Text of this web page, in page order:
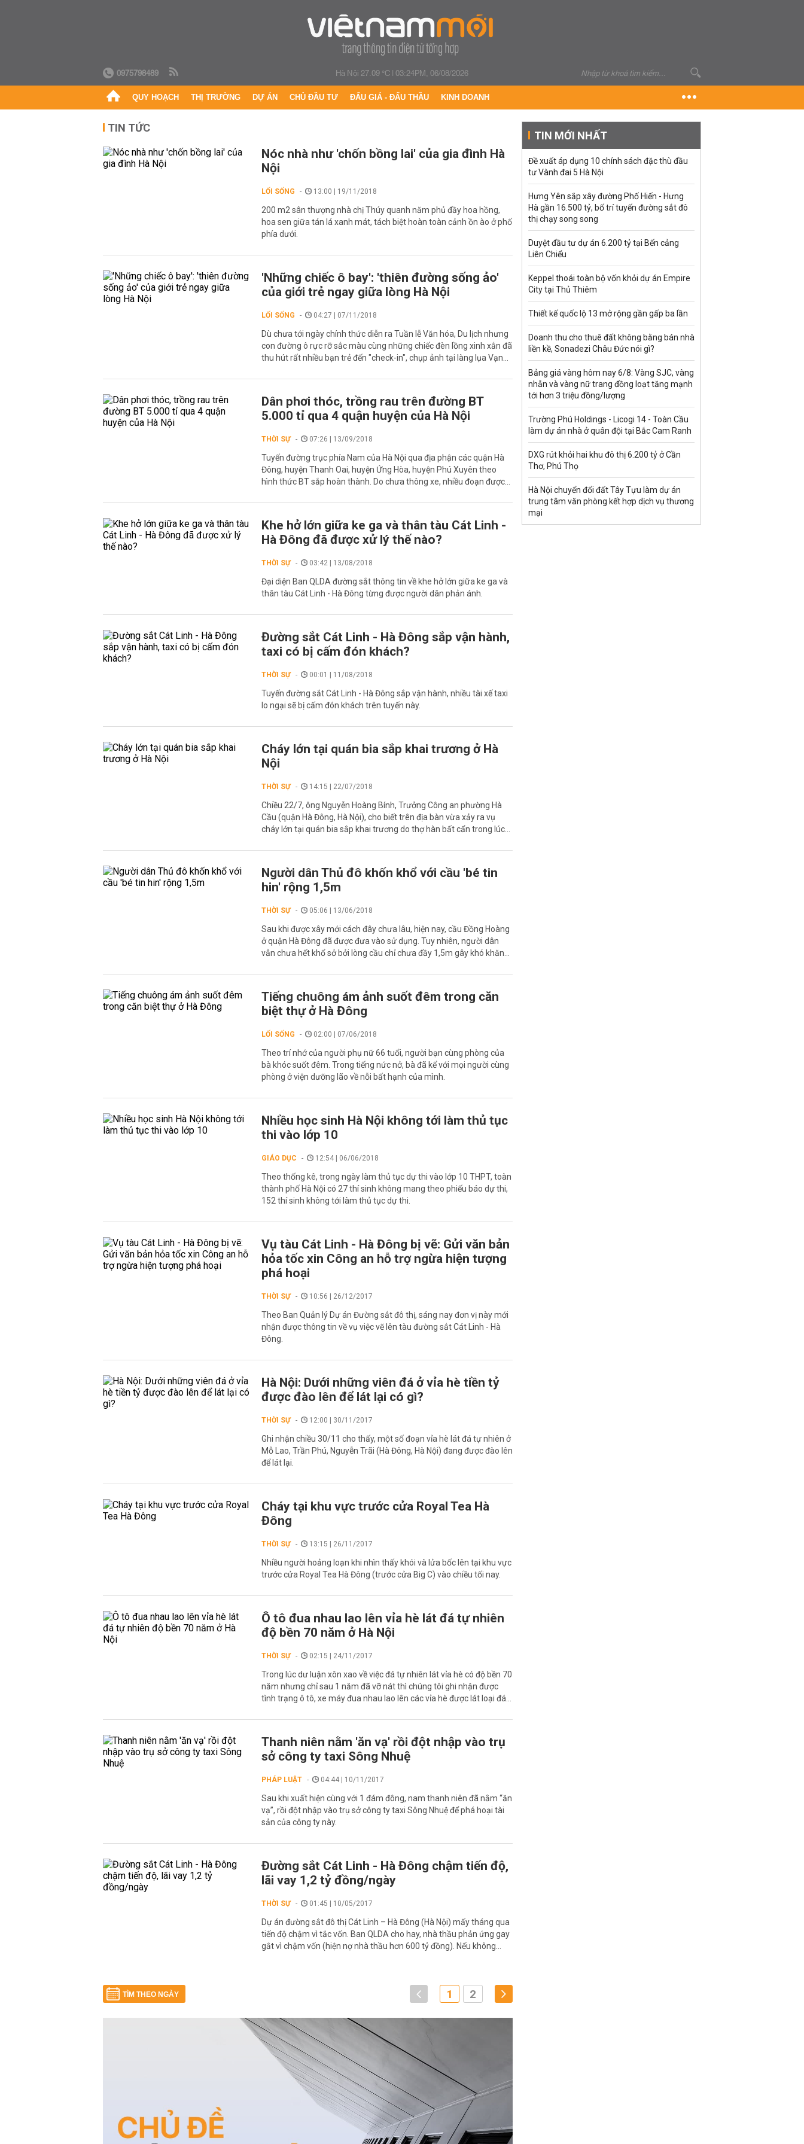
0975798489 Hà Nội 27.09 °C|03:24PM, 06/08/2026
QUY HOẠCH THỊ TRƯỜNG DỰ ÁN CHỦ ĐẦU TƯ ĐẤU GIÁ - ĐẤU THẦU KINH DOANH
TIN TỨC
Nóc nhà như 'chốn bồng lai' của gia đình Hà
Nội
LỐI SỐNG 13:00 | 19/11/2018
200 m2 sân thượng nhà chị Thúy quanh năm phủ đầy hoa hồng,
hoa sen giữa tán lá xanh mát, tách biệt hoàn toàn cảnh ồn ào ở phố
phía dưới.
'Những chiếc ô bay': 'thiên đường sống ảo'
của giới trẻ ngay giữa lòng Hà Nội
LỐI SỐNG 04:27 | 07/11/2018
Dù chưa tới ngày chính thức diễn ra Tuần lễ Văn hóa, Du lịch nhưng
con đường ô rực rỡ sắc màu cùng những chiếc đèn lồng xinh xắn đã
thu hút rất nhiều bạn trẻ đến "check-in", chụp ảnh tại làng lụa Vạn...
Dân phơi thóc, trồng rau trên đường BT
5.000 tỉ qua 4 quận huyện của Hà Nội
THỜI SỰ 07:26 | 13/09/2018
Tuyến đường trục phía Nam của Hà Nội qua địa phận các quận Hà
Đông, huyện Thanh Oai, huyện Ứng Hòa, huyện Phú Xuyên theo
hình thức BT sắp hoàn thành. Do chưa thông xe, nhiều đoạn được...
Khe hở lớn giữa ke ga và thân tàu Cát Linh -
Hà Đông đã được xử lý thế nào?
THỜI SỰ 03:42 | 13/08/2018
Đại diện Ban QLDA đường sắt thông tin về khe hở lớn giữa ke ga và
thân tàu Cát Linh - Hà Đông từng được người dân phản ánh.
Đường sắt Cát Linh - Hà Đông sắp vận hành,
taxi có bị cấm đón khách?
THỜI SỰ 00:01 | 11/08/2018
Tuyến đường sắt Cát Linh - Hà Đông sắp vận hành, nhiều tài xế taxi
lo ngại sẽ bị cấm đón khách trên tuyến này.
Cháy lớn tại quán bia sắp khai trương ở Hà
Nội
THỜI SỰ 14:15 | 22/07/2018
Chiều 22/7, ông Nguyễn Hoàng Bính, Trưởng Công an phường Hà
Cầu (quận Hà Đông, Hà Nội), cho biết trên địa bàn vừa xảy ra vụ
cháy lớn tại quán bia sắp khai trương do thợ hàn bất cẩn trong lúc...
Người dân Thủ đô khốn khổ với cầu 'bé tin
hin' rộng 1,5m
THỜI SỰ 05:06 | 13/06/2018
Sau khi được xây mới cách đây chưa lâu, hiện nay, cầu Đồng Hoàng
ở quận Hà Đông đã được đưa vào sử dụng. Tuy nhiên, người dân
vẫn chưa hết khổ sở bởi lòng cầu chỉ chưa đầy 1,5m gây khó khăn...
Tiếng chuông ám ảnh suốt đêm trong căn
biệt thự ở Hà Đông
LỐI SỐNG 02:00 | 07/06/2018
Theo trí nhớ của người phụ nữ 66 tuổi, người bạn cùng phòng của
bà khóc suốt đêm. Trong tiếng nức nở, bà đã kể với mọi người cùng
phòng ở viện dưỡng lão về nỗi bất hạnh của mình.
Nhiều học sinh Hà Nội không tới làm thủ tục
thi vào lớp 10
GIÁO DỤC 12:54 | 06/06/2018
Theo thống kê, trong ngày làm thủ tục dự thi vào lớp 10 THPT, toàn
thành phố Hà Nội có 27 thí sinh không mang theo phiếu báo dự thi,
152 thí sinh không tới làm thủ tục dự thi.
Vụ tàu Cát Linh - Hà Đông bị vẽ: Gửi văn bản
hỏa tốc xin Công an hỗ trợ ngừa hiện tượng
phá hoại
THỜI SỰ 10:56 | 26/12/2017
Theo Ban Quản lý Dự án Đường sắt đô thị, sáng nay đơn vị này mới
nhận được thông tin về vụ việc vẽ lên tàu đường sắt Cát Linh - Hà
Đông.
Hà Nội: Dưới những viên đá ở vỉa hè tiền tỷ
được đào lên để lát lại có gì?
THỜI SỰ 12:00 | 30/11/2017
Ghi nhận chiều 30/11 cho thấy, một số đoạn vỉa hè lát đá tự nhiên ở
Mỗ Lao, Trần Phú, Nguyễn Trãi (Hà Đông, Hà Nội) đang được đào lên
để lát lại.
Cháy tại khu vực trước cửa Royal Tea Hà
Đông
THỜI SỰ 13:15 | 26/11/2017
Nhiều người hoảng loạn khi nhìn thấy khói và lửa bốc lên tại khu vực
trước cửa Royal Tea Hà Đông (trước cửa Big C) vào chiều tối nay.
Ô tô đua nhau lao lên vỉa hè lát đá tự nhiên
độ bền 70 năm ở Hà Nội
THỜI SỰ 02:15 | 24/11/2017
Trong lúc dư luận xôn xao về việc đá tự nhiên lát vỉa hè có độ bền 70
năm nhưng chỉ sau 1 năm đã vỡ nát thì chúng tôi ghi nhận được
tình trạng ô tô, xe máy đua nhau lao lên các vỉa hè được lát loại đá...
Thanh niên nằm 'ăn vạ' rồi đột nhập vào trụ
sở công ty taxi Sông Nhuệ
PHÁP LUẬT 04:44 | 10/11/2017
Sau khi xuất hiện cùng với 1 đám đông, nam thanh niên đã nằm “ăn
vạ”, rồi đột nhập vào trụ sở công ty taxi Sông Nhuệ để phá hoại tài
sản của công ty này.
Đường sắt Cát Linh - Hà Đông chậm tiến độ,
lãi vay 1,2 tỷ đồng/ngày
THỜI SỰ 01:45 | 10/05/2017
Dự án đường sắt đô thị Cát Linh – Hà Đông (Hà Nội) mấy tháng qua
tiến độ chậm vì tắc vốn. Ban QLDA cho hay, nhà thầu phản ứng gay
gắt vì chậm vốn (hiện nợ nhà thầu hơn 600 tỷ đồng). Nếu không...
TÌM THEO NGÀY 1 2
TIN MỚI NHẤT
Đề xuất áp dụng 10 chính sách đặc thù đầu
tư Vành đai 5 Hà Nội
Hưng Yên sắp xây đường Phố Hiến - Hưng
Hà gần 16.500 tỷ, bố trí tuyến đường sắt đô
thị chạy song song
Duyệt đầu tư dự án 6.200 tỷ tại Bến cảng
Liên Chiểu
Keppel thoái toàn bộ vốn khỏi dự án Empire
City tại Thủ Thiêm
Thiết kế quốc lộ 13 mở rộng gần gấp ba lần
Doanh thu cho thuê đất không bằng bán nhà
liền kề, Sonadezi Châu Đức nói gì?
Bảng giá vàng hôm nay 6/8: Vàng SJC, vàng
nhẫn và vàng nữ trang đồng loạt tăng mạnh
tới hơn 3 triệu đồng/lượng
Trường Phú Holdings - Licogi 14 - Toàn Cầu
làm dự án nhà ở quân đội tại Bắc Cam Ranh
DXG rút khỏi hai khu đô thị 6.200 tỷ ở Cần
Thơ, Phú Thọ
Hà Nội chuyển đổi đất Tây Tựu làm dự án
trung tâm văn phòng kết hợp dịch vụ thương
mại